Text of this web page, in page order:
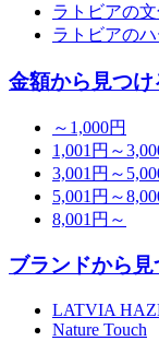
ラトビアの
ラトビアの
金額から見つけ
～1,000円
1,001円～
3,001円～
5,001円～
8,001円～
ブランドから見
LATVIA
Nature Touch